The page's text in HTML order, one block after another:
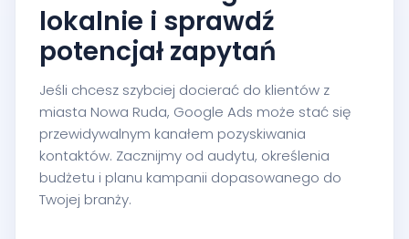
lokalnie i sprawdź
potencjał zapytań
Jeśli chcesz szybciej docierać do klientów z
miasta Nowa Ruda, Google Ads może stać się
przewidywalnym kanałem pozyskiwania
kontaktów. Zacznijmy od audytu, określenia
budżetu i planu kampanii dopasowanego do
Twojej branży.